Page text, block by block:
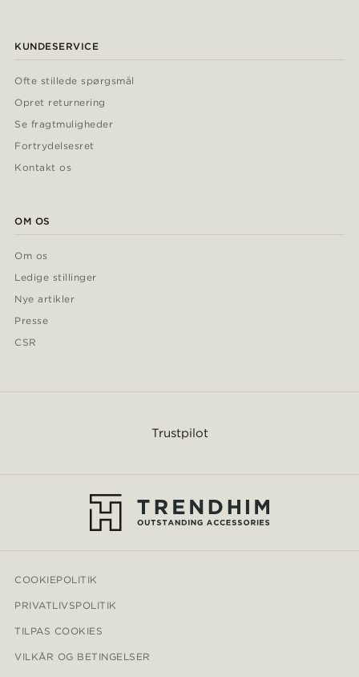
KUNDESERVICE
Ofte stillede spørgsmål
Opret returnering
Se fragtmuligheder
Fortrydelsesret
Kontakt os
OM OS
Om os
Ledige stillinger
Nye artikler
Presse
CSR
Trustpilot
COOKIEPOLITIK
PRIVATLIVSPOLITIK
TILPAS COOKIES
VILKÅR OG BETINGELSER